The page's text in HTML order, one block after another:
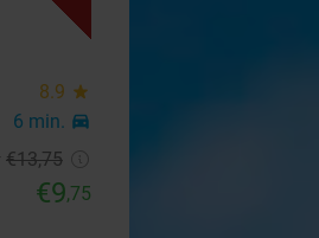
8.9 star
6 min. directions_car
€13,75
€9,75